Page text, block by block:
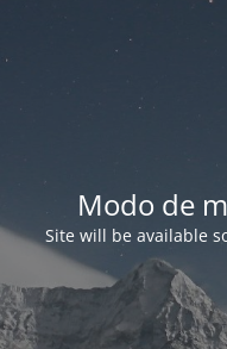
Modo de
Site will be available